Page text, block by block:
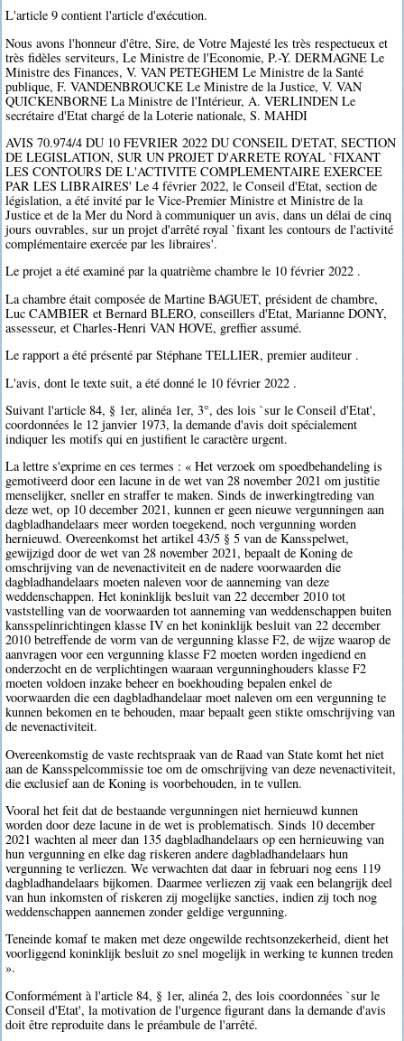
L'article 9 contient l'article d'exécution.
Nous avons l'honneur d'être, Sire, de Votre Majesté les très respectueux et
très fidèles serviteurs, Le Ministre de l'Economie, P.-Y. DERMAGNE Le
Ministre des Finances, V. VAN PETEGHEM Le Ministre de la Santé
publique, F. VANDENBROUCKE Le Ministre de la Justice, V. VAN
QUICKENBORNE La Ministre de l'Intérieur, A. VERLINDEN Le
secrétaire d'Etat chargé de la Loterie nationale, S. MAHDI
AVIS 70.974/4 DU 10 FEVRIER 2022 DU CONSEIL D'ETAT, SECTION
DE LEGISLATION, SUR UN PROJET D'ARRETE ROYAL `FIXANT
LES CONTOURS DE L'ACTIVITE COMPLEMENTAIRE EXERCEE
PAR LES LIBRAIRES' Le 4 février 2022, le Conseil d'Etat, section de
législation, a été invité par le Vice-Premier Ministre et Ministre de la
Justice et de la Mer du Nord à communiquer un avis, dans un délai de cinq
jours ouvrables, sur un projet d'arrêté royal `fixant les contours de l'activité
complémentaire exercée par les libraires'.
Le projet a été examiné par la quatrième chambre le 10 février 2022 .
La chambre était composée de Martine BAGUET, président de chambre,
Luc CAMBIER et Bernard BLERO, conseillers d'Etat, Marianne DONY,
assesseur, et Charles-Henri VAN HOVE, greffier assumé.
Le rapport a été présenté par Stéphane TELLIER, premier auditeur .
L'avis, dont le texte suit, a été donné le 10 février 2022 .
Suivant l'article 84, § 1er, alinéa 1er, 3°, des lois `sur le Conseil d'Etat',
coordonnées le 12 janvier 1973, la demande d'avis doit spécialement
indiquer les motifs qui en justifient le caractère urgent.
La lettre s'exprime en ces termes : « Het verzoek om spoedbehandeling is
gemotiveerd door een lacune in de wet van 28 november 2021 om justitie
menselijker, sneller en straffer te maken. Sinds de inwerkingtreding van
deze wet, op 10 december 2021, kunnen er geen nieuwe vergunningen aan
dagbladhandelaars meer worden toegekend, noch vergunning worden
hernieuwd. Overeenkomst het artikel 43/5 § 5 van de Kansspelwet,
gewijzigd door de wet van 28 november 2021, bepaalt de Koning de
omschrijving van de nevenactiviteit en de nadere voorwaarden die
dagbladhandelaars moeten naleven voor de aanneming van deze
weddenschappen. Het koninklijk besluit van 22 december 2010 tot
vaststelling van de voorwaarden tot aanneming van weddenschappen buiten
kansspelinrichtingen klasse IV en het koninklijk besluit van 22 december
2010 betreffende de vorm van de vergunning klasse F2, de wijze waarop de
aanvragen voor een vergunning klasse F2 moeten worden ingediend en
onderzocht en de verplichtingen waaraan vergunninghouders klasse F2
moeten voldoen inzake beheer en boekhouding bepalen enkel de
voorwaarden die een dagbladhandelaar moet naleven om een vergunning te
kunnen bekomen en te behouden, maar bepaalt geen stikte omschrijving van
de nevenactiviteit.
Overeenkomstig de vaste rechtspraak van de Raad van State komt het niet
aan de Kansspelcommissie toe om de omschrijving van deze nevenactiviteit,
die exclusief aan de Koning is voorbehouden, in te vullen.
Vooral het feit dat de bestaande vergunningen niet hernieuwd kunnen
worden door deze lacune in de wet is problematisch. Sinds 10 december
2021 wachten al meer dan 135 dagbladhandelaars op een hernieuwing van
hun vergunning en elke dag riskeren andere dagbladhandelaars hun
vergunning te verliezen. We verwachten dat daar in februari nog eens 119
dagbladhandelaars bijkomen. Daarmee verliezen zij vaak een belangrijk deel
van hun inkomsten of riskeren zij mogelijke sancties, indien zij toch nog
weddenschappen aannemen zonder geldige vergunning.
Teneinde komaf te maken met deze ongewilde rechtsonzekerheid, dient het
voorliggend koninklijk besluit zo snel mogelijk in werking te kunnen treden
».
Conformément à l'article 84, § 1er, alinéa 2, des lois coordonnées `sur le
Conseil d'Etat', la motivation de l'urgence figurant dans la demande d'avis
doit être reproduite dans le préambule de l'arrêté.